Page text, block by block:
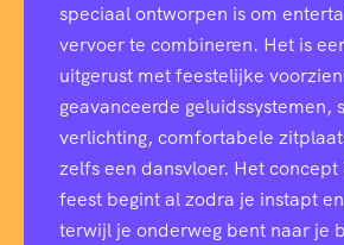
speciaal ontworpen is om
vervoer te combineren. Het is
uitgerust met feestelijke
geavanceerde geluidssystemen,
verlichting, comfortabele
zelfs een dansvloer. Het concept
feest begint al zodra je instapt
terwijl je onderweg bent naar je